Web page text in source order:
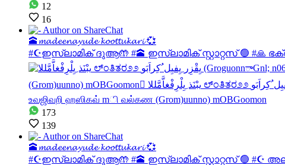
12
16
🕋𝓶𝓪𝓭𝓮𝓮𝓷𝓪𝔂𝓾𝓭𝓮 𝓴𝓸𝓸𝓽𝓽𝓾𝓴𝓪𝓻𝓲 💞
#☪️ഇസ്ലാമിക് ദുആ🤲 #🕋 ഇസ്ലാമിക് സ്റ്റാറ്റസ് 🟢 #🙏
173
139
🕋𝓶𝓪𝓭𝓮𝓮𝓷𝓪𝔂𝓾𝓭𝓮 𝓴𝓸𝓸𝓽𝓽𝓾𝓴𝓪𝓻𝓲 💞
#☪️ഇസ്ലാമിക് ദുആ🤲 #🕋 ഇസ്ലാമിക് സ്റ്റാറ്റസ് 🟢 #☪